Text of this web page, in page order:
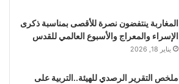
المغاربة ينتفضون نصرة للأقصى بمناسبة ذكرى
الإسراء والمعراج والأسبوع العالمي للقدس
يناير 18, 2026
ملخص التقرير الرصدي للهيئة..التربية على